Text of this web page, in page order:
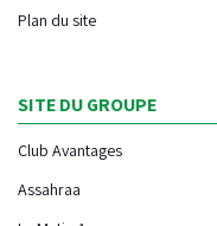
Plan du site
SITE DU GROUPE
Club Avantages
Assahraa